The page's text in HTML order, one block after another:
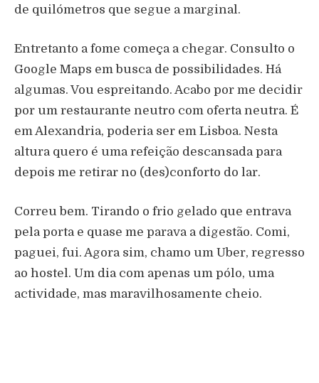
de quilómetros que segue a marginal.
Entretanto a fome começa a chegar. Consulto o
Google Maps em busca de possibilidades. Há
algumas. Vou espreitando. Acabo por me decidir
por um restaurante neutro com oferta neutra. É
em Alexandria, poderia ser em Lisboa. Nesta
altura quero é uma refeição descansada para
depois me retirar no (des)conforto do lar.
Correu bem. Tirando o frio gelado que entrava
pela porta e quase me parava a digestão. Comi,
paguei, fui. Agora sim, chamo um Uber, regresso
ao hostel. Um dia com apenas um pólo, uma
actividade, mas maravilhosamente cheio.